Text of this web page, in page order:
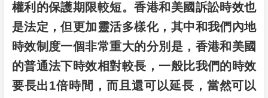
權利的保護期限較短。香港和美國訴訟時效也
是法定，但更加靈活多樣化，其中和我們內地
時效制度一個非常重大的分別是，香港和美國
的普通法下時效相對較長，一般比我們的時效
要長出1倍時間，而且還可以延長，當然可以